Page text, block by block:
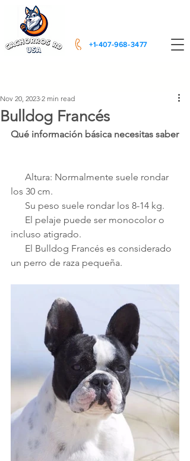
+1-407-968-3477
Bulldog Francés
Nov 20, 2023 2 min read
Qué información básica necesitas saber
los 30 cm.
      Su peso suele rondar los 8-14 kg.
incluso atigrado.
un perro de raza pequeña.